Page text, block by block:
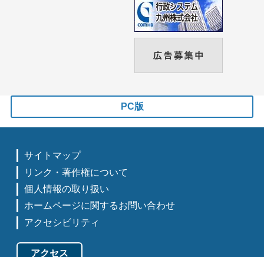
PC版
サイトマップ
リンク・著作権について
個人情報の取り扱い
ホームページに関するお問い合わせ
アクセシビリティ
アクセス